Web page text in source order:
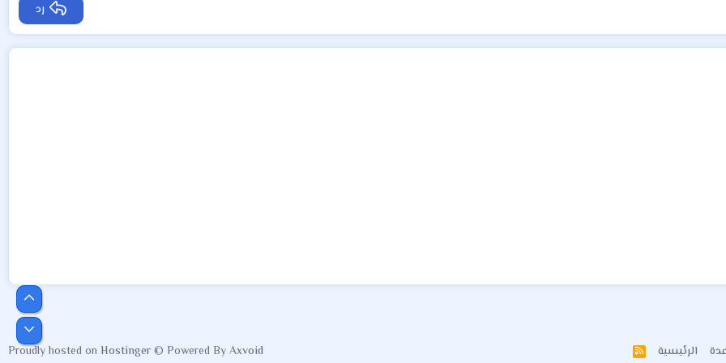
رد
الرئيسية
R
Proudly hosted on Hostinger© Powered ByAxvoid
أعلى